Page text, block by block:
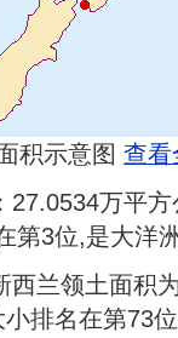
积示意图 查看
：27.0534万平
第3位,是大洋
西兰领土面积
排名在第73